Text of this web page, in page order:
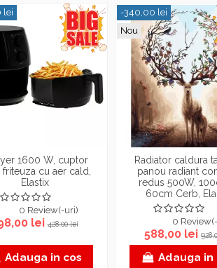
lei
1600 W, cuptor
friteuza cu aer cald,
Elastix
0 Review(-uri)
lei428,00 lei
Adauga in cos
-340,00 lei
Nou
Radiator caldura
panou radiant
redus 500W,
60cm Cerb,
0
588,00 lei
Adauga in